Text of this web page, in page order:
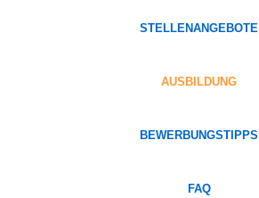
STELLENANGEBOTE
AUSBILDUNG
BEWERBUNGSTIPPS
FAQ